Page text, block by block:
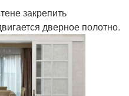
закрепить
дверное полотно.